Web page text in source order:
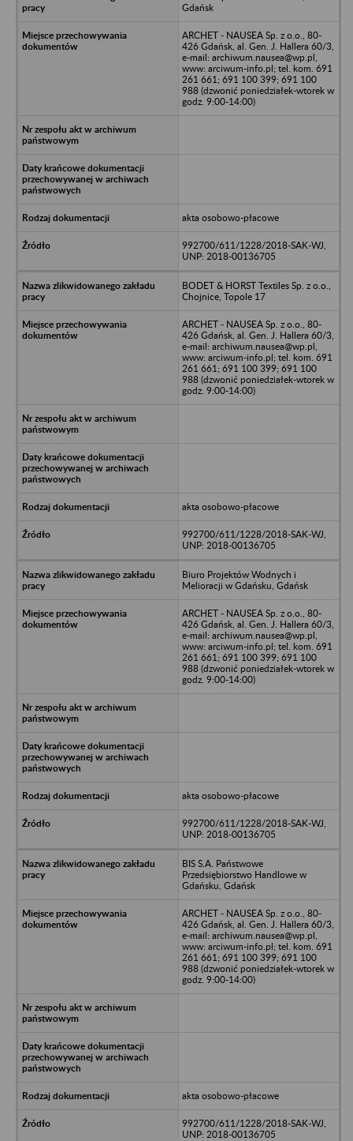
Gdańsk
ARCHET - NAUSEA Sp. z o.o., 80-
426 Gdańsk, al. Gen. J. Hallera 60/3,
e-mail: archiwum.nausea@wp.pl,
www: arciwum-info.pl; tel. kom. 691
261 661; 691 100 399; 691 100
988 (dzwonić poniedziałek-wtorek w
godz. 9:00-14:00)
akta osobowo-płacowe
992700/611/1228/2018-SAK-WJ,
UNP: 2018-00136705
BODET & HORST Textiles Sp. z o.o.,
Chojnice, Topole 17
ARCHET - NAUSEA Sp. z o.o., 80-
426 Gdańsk, al. Gen. J. Hallera 60/3,
e-mail: archiwum.nausea@wp.pl,
www: arciwum-info.pl; tel. kom. 691
261 661; 691 100 399; 691 100
988 (dzwonić poniedziałek-wtorek w
godz. 9:00-14:00)
akta osobowo-płacowe
992700/611/1228/2018-SAK-WJ,
UNP: 2018-00136705
Biuro Projektów Wodnych i
Melioracji w Gdańsku, Gdańsk
ARCHET - NAUSEA Sp. z o.o., 80-
426 Gdańsk, al. Gen. J. Hallera 60/3,
e-mail: archiwum.nausea@wp.pl,
www: arciwum-info.pl; tel. kom. 691
261 661; 691 100 399; 691 100
988 (dzwonić poniedziałek-wtorek w
godz. 9:00-14:00)
akta osobowo-płacowe
992700/611/1228/2018-SAK-WJ,
UNP: 2018-00136705
BIS S.A. Państwowe
Przedsiębiorstwo Handlowe w
Gdańsku, Gdańsk
ARCHET - NAUSEA Sp. z o.o., 80-
426 Gdańsk, al. Gen. J. Hallera 60/3,
e-mail: archiwum.nausea@wp.pl,
www: arciwum-info.pl; tel. kom. 691
261 661; 691 100 399; 691 100
988 (dzwonić poniedziałek-wtorek w
godz. 9:00-14:00)
akta osobowo-płacowe
992700/611/1228/2018-SAK-WJ,
UNP: 2018-00136705